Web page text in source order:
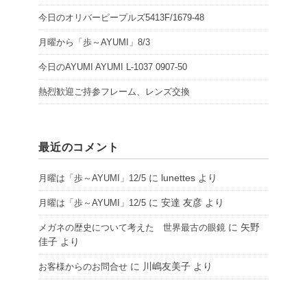
今日のオリバーピープルズ5413F/1679-48
月曜から「歩～AYUMI」8/3
今日のAYUMI AYUMI L-1037 0907-50
熱烈歓迎ご持参フレーム、レンズ交換
最近のコメント
月曜は「歩～AYUMI」12/5 に lunettes より
月曜は「歩～AYUMI」12/5 に 安達 友彦 より
メガネの歴史について考えた 世界最古の眼鏡 に 矢野
佳子 より
お客様からのお問合せ に 川嶋友美子 より